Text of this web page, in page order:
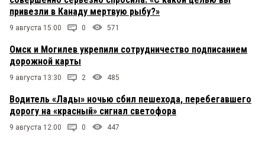
привезли в Канаду мертвую рыбу?»
9 августа 15:00 0 571
Омск и Могилев укрепили сотрудничество подписанием
дорожной карты
9 августа 13:30 2 485
Водитель «Лады» ночью сбил пешехода, перебегавшего
дорогу на «красный» сигнал светофора
9 августа 12:00 0 447